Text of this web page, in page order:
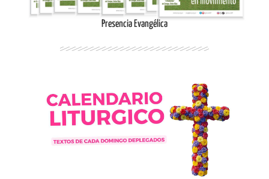
Presencia Evangélica
Ingresar